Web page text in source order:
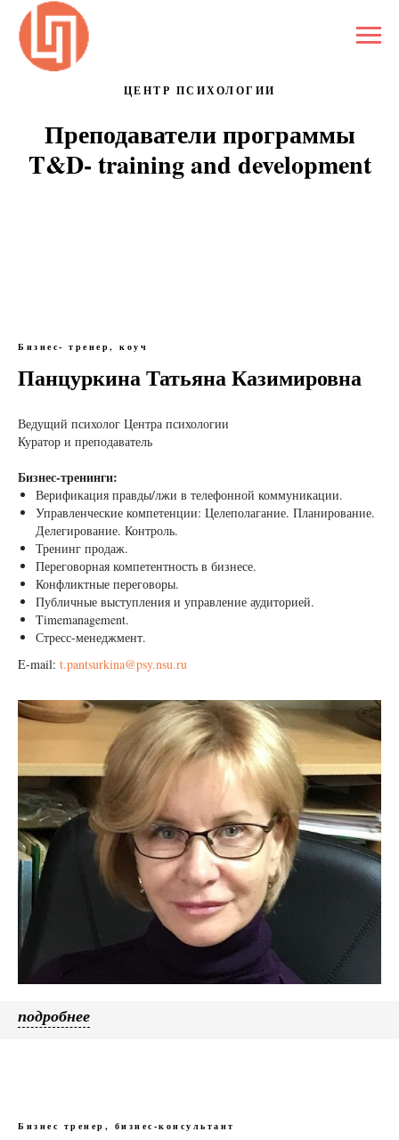
ЦЕНТР ПСИХОЛОГИИ
Преподаватели программы
T&D- training and development
Бизнес- тренер, коуч
Панцуркина Татьяна Казимировна
Ведущий психолог Центра психологии
Куратор и преподаватель
Бизнес-тренинги:
Верификация правды/лжи в телефонной коммуникации.
Управленческие компетенции: Целеполагание. Планирование.
Делегирование. Контроль.
Тренинг продаж.
Переговорная компетентность в бизнесе.
Конфликтные переговоры.
Публичные выступления и управление аудиторией.
Timemanagement.
Стресс-менеджмент.
E-mail: t.pantsurkina@psy.nsu.ru
подробнее
Бизнес тренер, бизнес-консультант